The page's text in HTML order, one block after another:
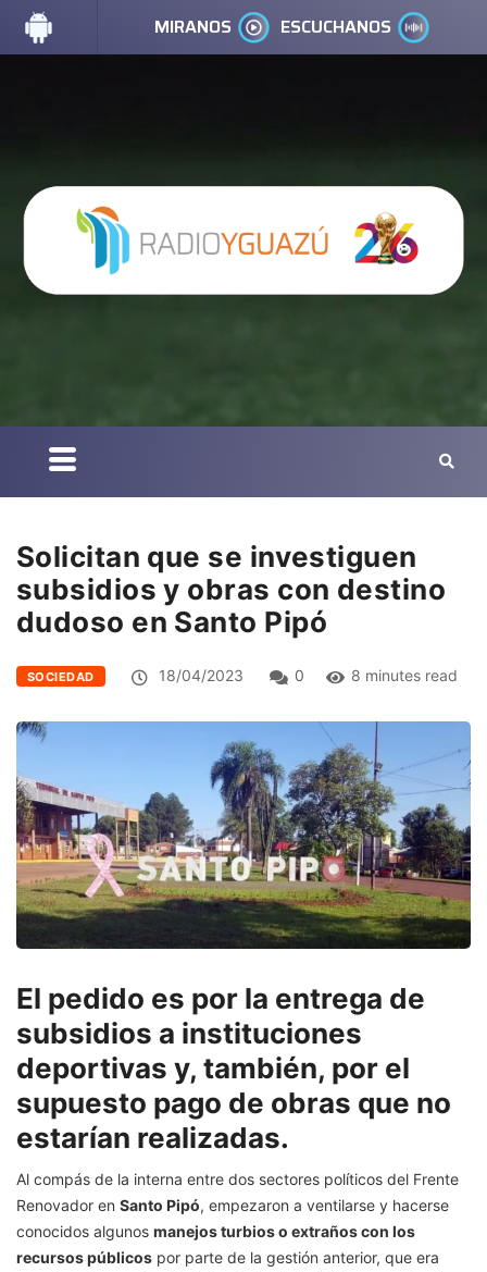
MIRANOS ESCUCHANOS
Solicitan que se investiguen
subsidios y obras con destino
dudoso en Santo Pipó
SOCIEDAD 18/04/2023 0 8 minutes read
El pedido es por la entrega de
subsidios a instituciones
deportivas y, también, por el
supuesto pago de obras que no
estarían realizadas.
Al compás de la interna entre dos sectores políticos del Frente
Renovador en Santo Pipó, empezaron a ventilarse y hacerse
conocidos algunos manejos turbios o extraños con los
recursos públicos por parte de la gestión anterior, que era